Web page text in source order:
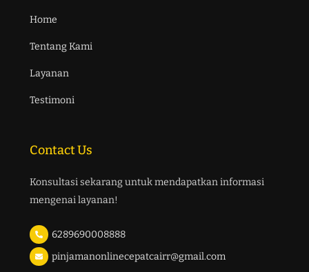
Home
Tentang Kami
Layanan
Testimoni
Contact Us
Konsultasi sekarang untuk mendapatkan informasi
mengenai layanan!
6289690008888
pinjamanonlinecepatcairr@gmail.com